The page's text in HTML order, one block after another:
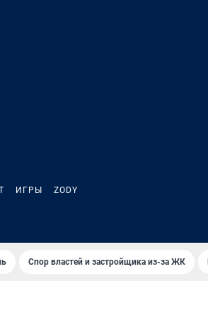
ИГРЫ ZODY
Спор властей и застройщика из-за ЖК